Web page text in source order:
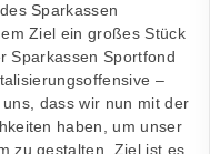
Sparkassen
Ziel ein großes Stück
Sparkassen Sportfond
–
dass wir nun mit der
haben, um unser
zu gestalten. Ziel ist es,